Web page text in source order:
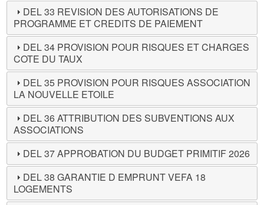
DEL 33 REVISION DES AUTORISATIONS DE
PROGRAMME ET CREDITS DE PAIEMENT
DEL 34 PROVISION POUR RISQUES ET CHARGES
COTE DU TAUX
DEL 35 PROVISION POUR RISQUES ASSOCIATION
LA NOUVELLE ETOILE
DEL 36 ATTRIBUTION DES SUBVENTIONS AUX
ASSOCIATIONS
DEL 37 APPROBATION DU BUDGET PRIMITIF 2026
DEL 38 GARANTIE D EMPRUNT VEFA 18
LOGEMENTS